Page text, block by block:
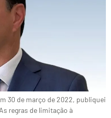
30 de março de 2022, publiquei
regras de limitação à